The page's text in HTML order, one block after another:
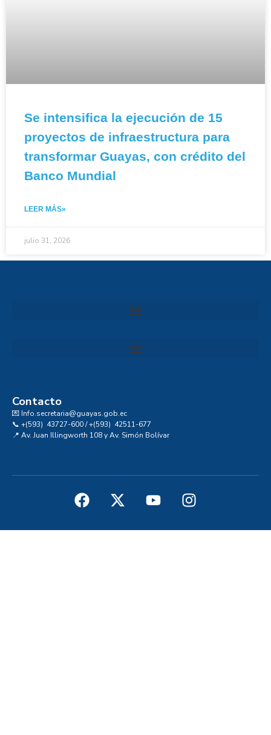
Se intensifica la ejecución de 15
proyectos de infraestructura para
transformar Guayas, con crédito del
Banco Mundial
LEER MÁS»
julio 31, 2026
Contacto
💌 Info.secretaria@guayas.gob.ec
📞 +(593) 43727-600 / +(593) 42511-677
📍 Av. Juan Illingworth 108 y Av. Simón Bolívar